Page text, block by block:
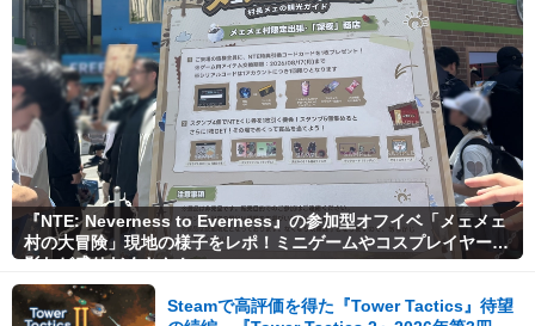
『NTE: Neverness to Everness』の参加型オフイベ「メェメェ
村の大冒険」現地の様子をレポ！ミニゲームやコスプレイヤー撮
影など盛りだくさん！
Steamで高評価を得た『Tower Tactics』待望